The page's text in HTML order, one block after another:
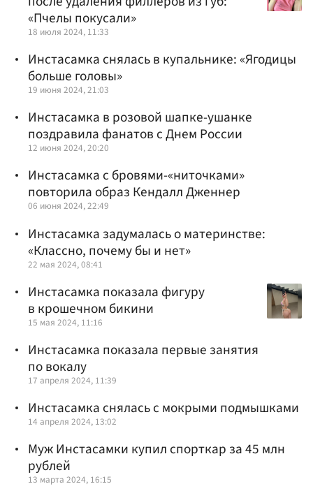
«Пчелы покусали»
18 июля 2024, 11:33
Инстасамка снялась в купальнике: «Ягодицы
больше головы»
19 июня 2024, 21:03
Инстасамка в розовой шапке-ушанке
поздравила фанатов с Днем России
12 июня 2024, 20:20
Инстасамка с бровями-«ниточками»
повторила образ Кендалл Дженнер
06 июня 2024, 22:49
Инстасамка задумалась о материнстве:
«Классно, почему бы и нет»
22 мая 2024, 08:41
Инстасамка показала фигуру
в крошечном бикини
15 мая 2024, 11:16
Инстасамка показала первые занятия
по вокалу
17 апреля 2024, 11:39
Инстасамка снялась с мокрыми подмышками
14 апреля 2024, 13:02
Муж Инстасамки купил спорткар за 45 млн
рублей
13 марта 2024, 16:15